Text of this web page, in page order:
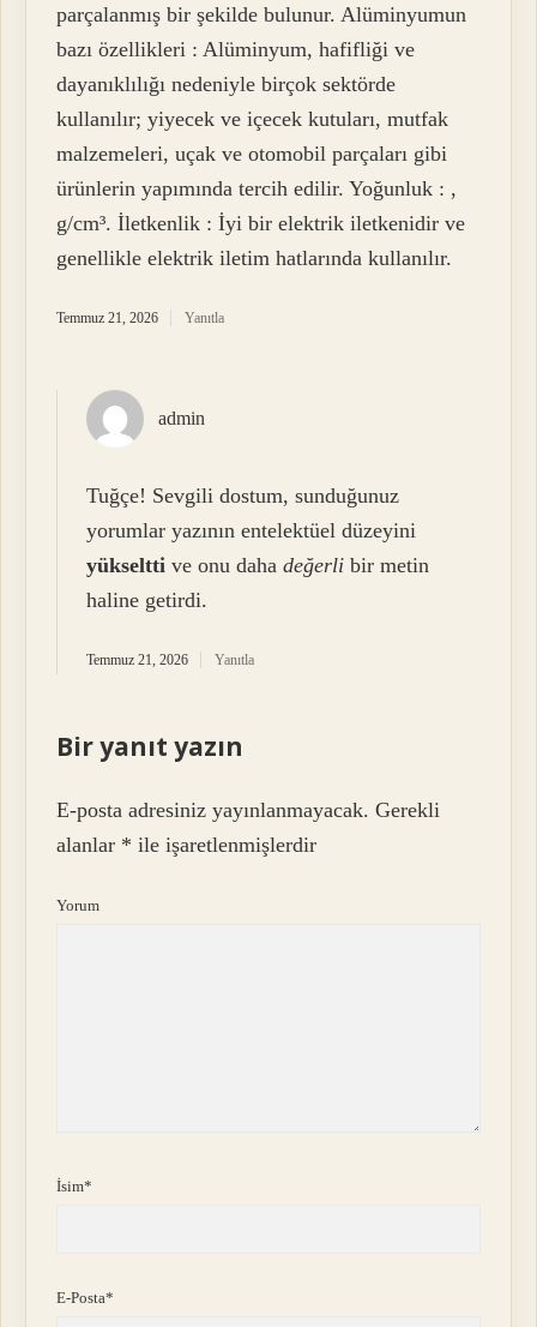
parçalanmış bir şekilde bulunur. Alüminyumun
bazı özellikleri : Alüminyum, hafifliği ve
dayanıklılığı nedeniyle birçok sektörde
kullanılır; yiyecek ve içecek kutuları, mutfak
malzemeleri, uçak ve otomobil parçaları gibi
ürünlerin yapımında tercih edilir. Yoğunluk : ,
g/cm³. İletkenlik : İyi bir elektrik iletkenidir ve
genellikle elektrik iletim hatlarında kullanılır.
Temmuz 21, 2026 Yanıtla
admin
Tuğçe! Sevgili dostum, sunduğunuz
yorumlar yazının entelektüel düzeyini
yükseltti ve onu dahadeğerli bir metin
haline getirdi.
Temmuz 21, 2026 Yanıtla
Bir yanıt yazın
E-posta adresiniz yayınlanmayacak. Gerekli
alanlar * ile işaretlenmişlerdir
Yorum
İsim*
E-Posta*